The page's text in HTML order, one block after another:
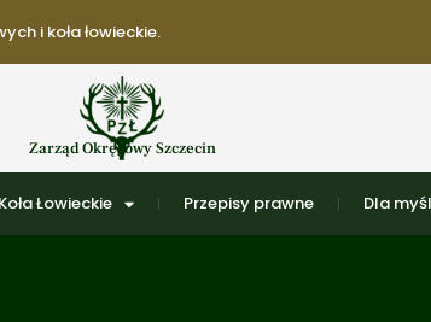
i koła łowieckie.
Zarząd Okręgowy Szczecin
Koła Łowieckie Przepisy prawne Dla